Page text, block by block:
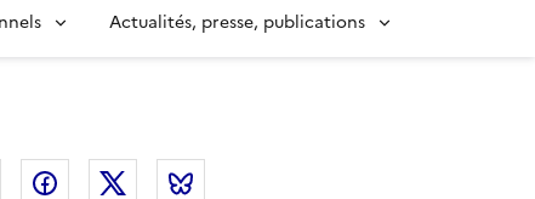
Actualités, presse, publications
Linkedin FacebookTwitter